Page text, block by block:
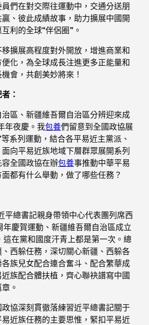
們在對交際往運動中，交通分送朋
、彼此成績故事，助力擴展中國開
利的全球“伴侶圈”。
擴展高程度對外開放，增進商業和
化，為全球成長注進更多正能量和
會，共創美妙將來！
：
區、新疆維吾爾自治區分辨迎來成
年夜慶。我包養們留意到全國政協展
系列運動，結合各平易近主黨派、
向平易近族地域下層群眾展開系列
全國政協在辦包養事推動中華平易
都有什么舉動，做了哪些任務？
平總書記親身帶領中心代表團列席西
慶賀運動、新疆維吾爾自治區成立
這在黨和國度汗青上都是第一次。總
西躲任務，深切關心新疆、西躲各
族兒女配合連合奮斗、配合繁華成
族配合體扶植，齊心聯袂譜寫中國
。
協深刻貫徹落練習近平總書記關于
近族任務的主要思惟，緊扣平易近